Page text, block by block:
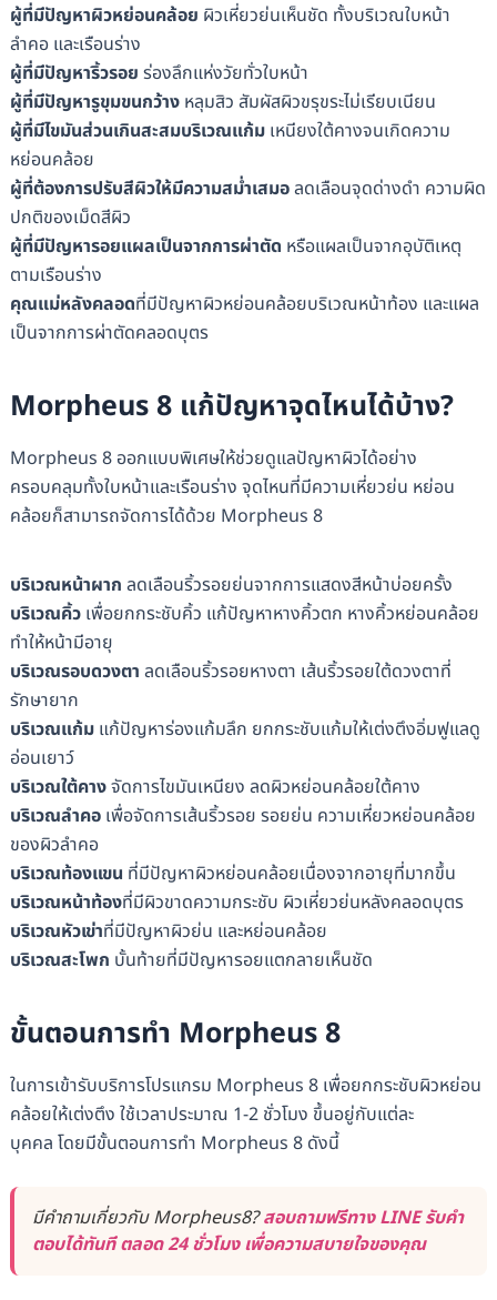
ผู้ที่มีปัญหาผิวหย่อนคล้อย ผิวเหี่ยวย่นเห็นชัด ทั้งบริเวณใบหน้า
ลำคอ และเรือนร่าง
ผู้ที่มีปัญหาริ้วรอย ร่องลึกแห่งวัยทั่วใบหน้า
ผู้ที่มีปัญหารูขุมขนกว้างหลุมสิว สัมผัสผิวขรุขระไม่เรียบเนียน
ผู้ที่มีไขมันส่วนเกินสะสมบริเวณแก้มเหนียงใต้คางจนเกิดความ
หย่อนคล้อย
ผู้ที่ต้องการปรับสีผิวให้มีความสม่ำเสมอลดเลือนจุดด่างดำ ความผิด
ปกติของเม็ดสีผิว
ผู้ที่มีปัญหารอยแผลเป็นจากการผ่าตัด หรือแผลเป็นจากอุบัติเหตุ
ตามเรือนร่าง
คุณแม่หลังคลอดที่มีปัญหาผิวหย่อนคล้อยบริเวณหน้าท้อง และแผล
เป็นจากการผ่าตัดคลอดบุตร
Morpheus 8 แก้ปัญหาจุดไหนได้บ้าง?
Morpheus 8 ออกแบบพิเศษให้ช่วยดูแลปัญหาผิวได้อย่าง
ครอบคลุมทั้งใบหน้าและเรือนร่าง จุดไหนที่มีความเหี่ยวย่น หย่อน
คล้อยก็สามารถจัดการได้ด้วย Morpheus 8
บริเวณหน้าผาก ลดเลือนริ้วรอยย่นจากการแสดงสีหน้าบ่อยครั้ง
บริเวณคิ้วเพื่อยกกระชับคิ้ว แก้ปัญหาหางคิ้วตก หางคิ้วหย่อนคล้อย
ทำให้หน้ามีอายุ
บริเวณรอบดวงตา ลดเลือนริ้วรอยหางตา เส้นริ้วรอยใต้ดวงตาที่
รักษายาก
บริเวณแก้มแก้ปัญหาร่องแก้มลึก ยกกระชับแก้มให้เต่งตึงอิ่มฟูแลดู
อ่อนเยาว์
บริเวณใต้คางจัดการไขมันเหนียง ลดผิวหย่อนคล้อยใต้คาง
บริเวณลำคอเพื่อจัดการเส้นริ้วรอย รอยย่น ความเหี่ยวหย่อนคล้อย
ของผิวลำคอ
บริเวณท้องแขน ที่มีปัญหาผิวหย่อนคล้อยเนื่องจากอายุที่มากขึ้น
บริเวณหน้าท้องที่มีผิวขาดความกระชับ ผิวเหี่ยวย่นหลังคลอดบุตร
บริเวณหัวเข่าที่มีปัญหาผิวย่น และหย่อนคล้อย
บริเวณสะโพก บั้นท้ายที่มีปัญหารอยแตกลายเห็นชัด
ขั้นตอนการทำ Morpheus 8
ในการเข้ารับบริการโปรแกรม Morpheus 8 เพื่อยกกระชับผิวหย่อน
คล้อยให้เต่งตึง ใช้เวลาประมาณ 1-2 ชั่วโมง ขึ้นอยู่กับแต่ละ
บุคคล โดยมีขั้นตอนการทำ Morpheus 8 ดังนี้
มีคำถามเกี่ยวกับ Morpheus8?สอบถามฟรีทาง LINE รับคำ
ตอบได้ทันที ตลอด 24 ชั่วโมง เพื่อความสบายใจของคุณ